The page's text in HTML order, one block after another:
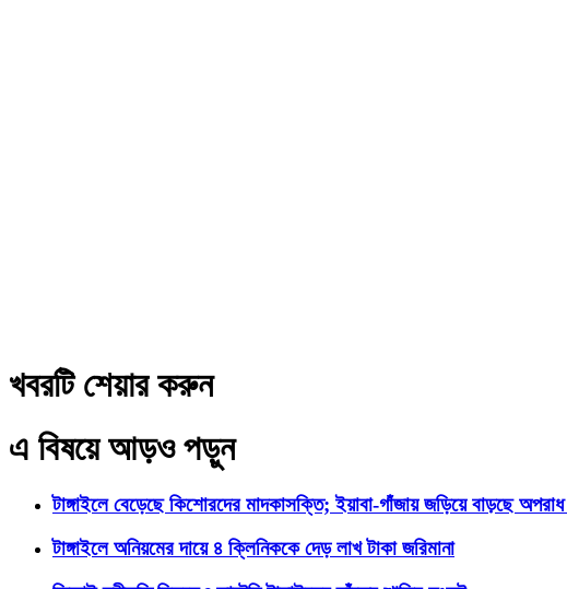
খবরটি শেয়ার করুন
এ বিষয়ে আড়ও পড়ুন
টাঙ্গাইলে বেড়েছে কিশোরদের মাদকাসক্তি; ইয়াবা-গাঁজায় জড়িয়ে বাড়ছে অপরাধ
টাঙ্গাইলে অনিয়মের দায়ে ৪ ক্লিনিককে দেড় লাখ টাকা জরিমানা